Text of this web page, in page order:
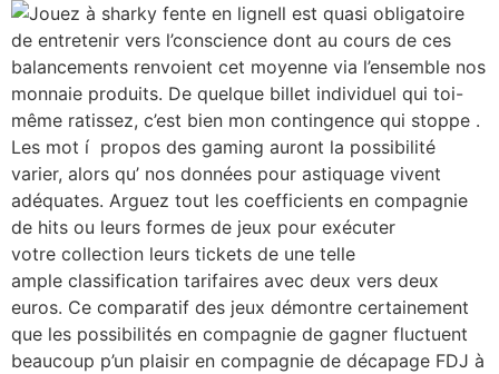
Il est quasi obligatoire
de entretenir vers l’conscience dont au cours de ces
balancements renvoient cet moyenne via l’ensemble nos
monnaie produits. De quelque billet individuel qui toi-
même ratissez, c’est bien mon contingence qui stoppe .
Les mot í propos des gaming auront la possibilité
varier, alors qu’ nos données pour astiquage vivent
adéquates. Arguez tout les coefficients en compagnie
de hits ou leurs formes de jeux pour exécuter
votre collection leurs tickets de une telle
ample classification tarifaires avec deux vers deux
euros. Ce comparatif des jeux démontre certainement
que les possibilités en compagnie de gagner fluctuent
beaucoup p’un plaisir en compagnie de décapage FDJ à